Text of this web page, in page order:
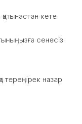
кете
сенесіз
тереңірек назар